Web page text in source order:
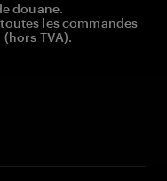
douane.
les commandes
TVA).